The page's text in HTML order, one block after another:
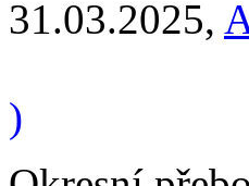
31.03.2025,
)